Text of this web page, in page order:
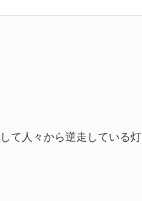
て人々から逆走している灯